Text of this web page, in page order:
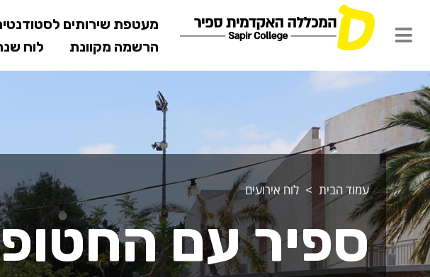
מעטפת שירותים
הרשמה מקוונת
לוח
עמוד הבית לוח אירועים
ספיר עם